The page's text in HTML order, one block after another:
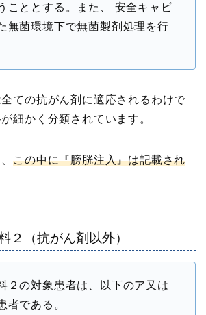
こととする。また、 安全キャビ
無菌環境下で無菌製剤処理を行
ての抗がん剤に適応されるわけで
細かく分類されています。
この中に『膀胱注入』は記載され
２（抗がん剤以外）
２の対象患者は、以下のア又は
者である。